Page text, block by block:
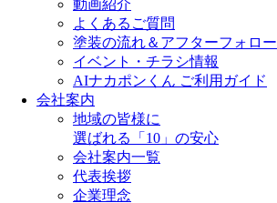
動画紹介
よくあるご質問
塗装の流れ＆アフターフォロー
イベント・チラシ情報
AIナカポンくん ご利用ガイド
会社案内
地域の皆様に
選ばれる「10」の安心
会社案内一覧
代表挨拶
企業理念